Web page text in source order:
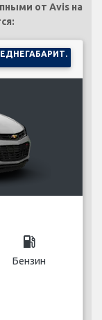
от Avis на
local_gas_station
Бензин